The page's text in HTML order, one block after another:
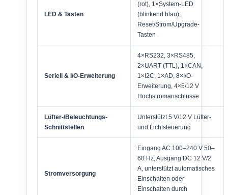
LED & Tasten
(rot), 1×System-LED
(blinkend blau),
Reset/Strom/Upgrade-
Tasten
Seriell & I/O-Erweiterung
4×RS232, 3×RS485,
2×UART (TTL), 1×CAN,
1×I2C, 1×AD, 8×I/O-
Erweiterung, 4×5/12 V
Hochstromanschlüsse
Lüfter-/Beleuchtungs-
Schnittstellen
Unterstützt 5 V/12 V Lüfter-
und Lichtsteuerung
Stromversorgung
Eingang AC 100–240 V 50–
60 Hz, Ausgang DC 12 V/2
A, unterstützt automatisches
Einschalten oder
Einschalten durch